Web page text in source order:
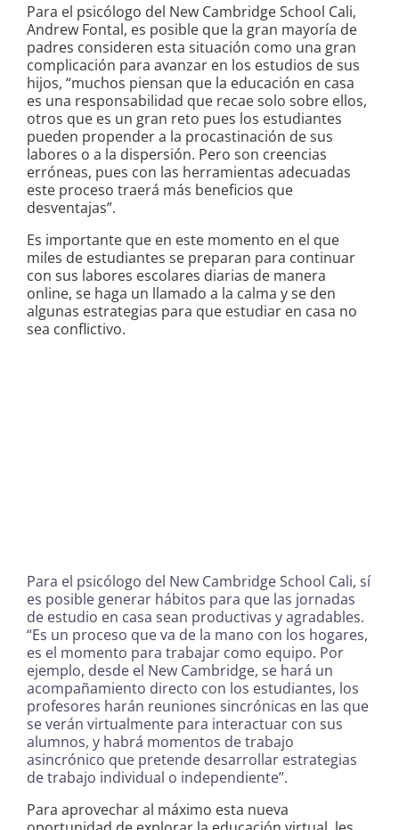
Para el psicólogo del New Cambridge School Cali,
Andrew Fontal, es posible que la gran mayoría de
padres consideren esta situación como una gran
complicación para avanzar en los estudios de sus
hijos, “muchos piensan que la educación en casa
es una responsabilidad que recae solo sobre ellos,
otros que es un gran reto pues los estudiantes
pueden propender a la procastinación de sus
labores o a la dispersión. Pero son creencias
erróneas, pues con las herramientas adecuadas
este proceso traerá más beneficios que
desventajas”.
Es importante que en este momento en el que
miles de estudiantes se preparan para continuar
con sus labores escolares diarias de manera
online, se haga un llamado a la calma y se den
algunas estrategias para que estudiar en casa no
sea conflictivo.
Para el psicólogo del New Cambridge School Cali, sí
es posible generar hábitos para que las jornadas
de estudio en casa sean productivas y agradables.
“Es un proceso que va de la mano con los hogares,
es el momento para trabajar como equipo. Por
ejemplo, desde el New Cambridge, se hará un
acompañamiento directo con los estudiantes, los
profesores harán reuniones sincrónicas en las que
se verán virtualmente para interactuar con sus
alumnos, y habrá momentos de trabajo
asincrónico que pretende desarrollar estrategias
de trabajo individual o independiente”.
Para aprovechar al máximo esta nueva